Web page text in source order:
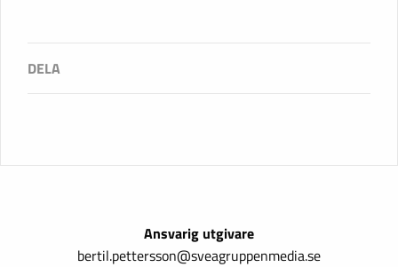
Ansvarig utgivare
bertil.pettersson@sveagruppenmedia.se